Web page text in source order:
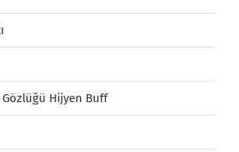
Hijyen Buff